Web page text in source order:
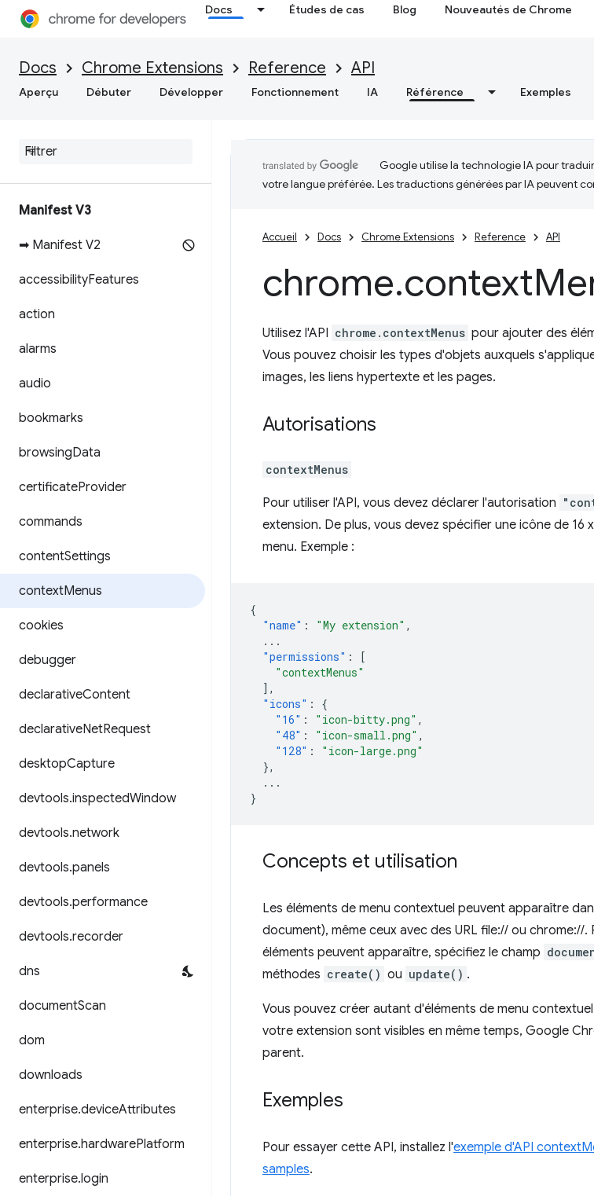
Docs Études de cas Blog Nouveautés de Chrome
Docs Chrome Extensions Reference API
Aperçu Débuter Développer Fonctionnement IA Référence Exemples
Manifest V3
➡ Manifest V2
accessibilityFeatures
action
alarms
audio
bookmarks
browsingData
certificateProvider
commands
contentSettings
contextMenus
cookies
debugger
declarativeContent
declarativeNetRequest
desktopCapture
devtools.inspectedWindow
devtools.network
devtools.panels
devtools.performance
devtools.recorder
dns
documentScan
dom
downloads
enterprise.deviceAttributes
enterprise.hardwarePlatform
enterprise.login
Google utilise la technologie IA pour
votre langue préférée. Les traductions générées par IA peuvent
Accueil Docs Chrome Extensions Reference API
chrome.context
Utilisez l'API chrome.contextMenus pour ajouter des
Vous pouvez choisir les types d'objets auxquels
images, les liens hypertexte et les pages.
Autorisations
contextMenus
Pour utiliser l'API, vous devez déclarer l'autorisation
extension. De plus, vous devez spécifier une icône de
menu. Exemple :
{
"name" : "My extension" ,
...
"permissions" :
[
"contextMenus"
],
"icons" :
{
"16" : "icon-bitty.png" ,
"48" : "icon-small.png" ,
"128" :
"icon-large.png"
},
...
}
Concepts et utilisation
Les éléments de menu contextuel peuvent apparaître
document), même ceux avec des URL file:// ou
éléments peuvent apparaître, spécifiez le champ
méthodes create() ou update() .
Vous pouvez créer autant d'éléments de menu
votre extension sont visibles en même temps, Google
parent.
Exemples
Pour essayer cette API, installez l'exemple d'API
samples.